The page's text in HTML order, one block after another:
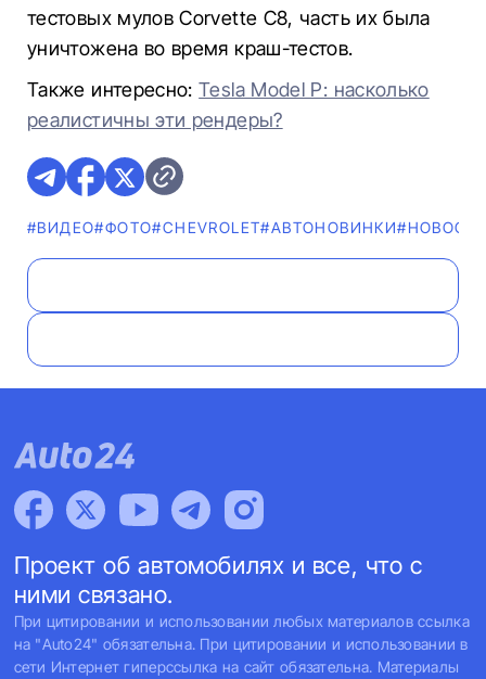
тестовых мулов Corvette C8, часть их была
уничтожена во время краш-тестов.
Также интересно:Tesla Model P: насколько
реалистичны эти рендеры?
#ВИДЕО#ФОТО#CHEVROLET#AВТОНОВИНКИ
Проект об автомобилях и все, что с
ними связано.
При цитировании и использовании любых материалов ссылка
на "Auto24" обязательна. При цитировании и использовании в
сети Интернет гиперссылка на сайт обязательна. Материалы